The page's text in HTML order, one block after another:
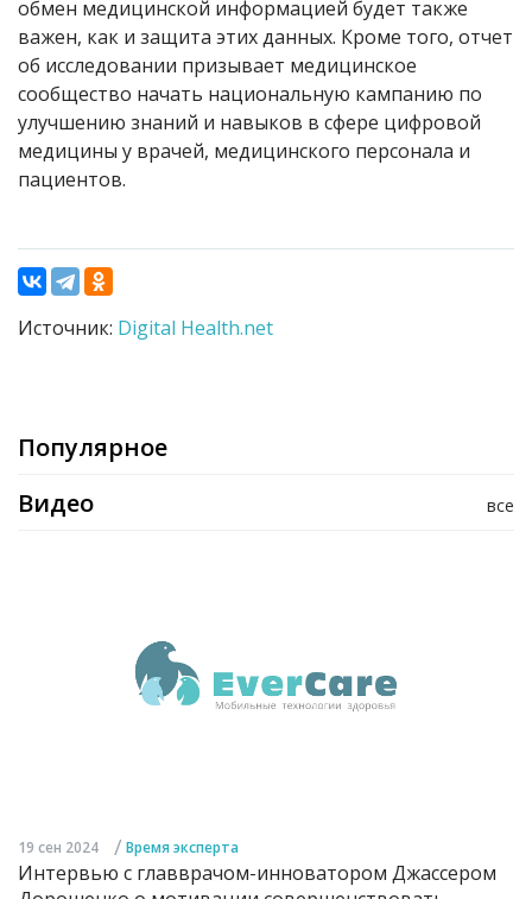
обмен медицинской информацией будет также
важен, как и защита этих данных. Кроме того, отчет
об исследовании призывает медицинское
сообщество начать национальную кампанию по
улучшению знаний и навыков в сфере цифровой
медицины у врачей, медицинского персонала и
пациентов.
Источник: Digital Health.net
Популярное
все
Видео
19 сен 2024 / Время эксперта
Интервью с главврачом-инноватором Джассером